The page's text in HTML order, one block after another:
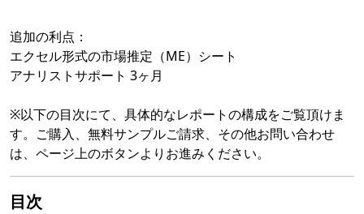
追加の利点：
エクセル形式の市場推定（ME）シート
アナリストサポート 3ヶ月
※以下の目次にて、具体的なレポートの構成をご覧頂けま
す。ご購入、無料サンプルご請求、その他お問い合わせ
は、ページ上のボタンよりお進みください。
目次